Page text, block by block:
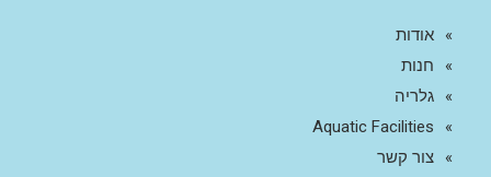
אודות
חנות
גלריה
Aquatic Facilities
צור קשר